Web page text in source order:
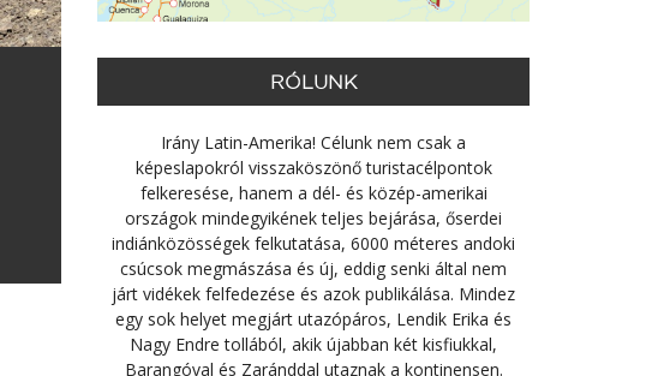
RÓLUNK
Irány Latin-Amerika! Célunk nem csak a
képeslapokról visszaköszönő turistacélpontok
felkeresése, hanem a dél- és közép-amerikai
országok mindegyikének teljes bejárása, őserdei
indiánközösségek felkutatása, 6000 méteres andoki
csúcsok megmászása és új, eddig senki által nem
járt vidékek felfedezése és azok publikálása. Mindez
egy sok helyet megjárt utazópáros, Lendik Erika és
Nagy Endre tollából, akik újabban két kisfiukkal,
Barangóval és Zaránddal utaznak a kontinensen.